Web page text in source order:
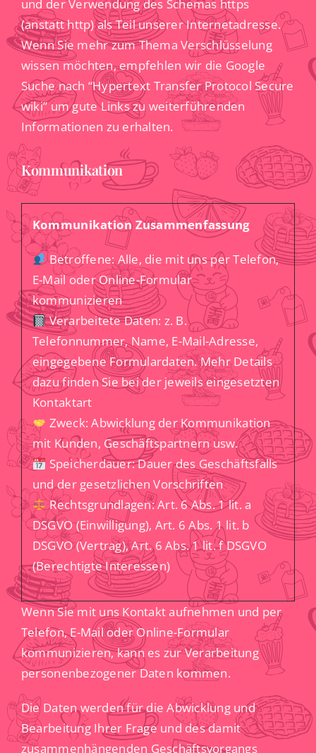
und der Verwendung des Schemas https
(anstatt http) als Teil unserer Internetadresse.
Wenn Sie mehr zum Thema Verschlüsselung
wissen möchten, empfehlen wir die Google
Suche nach “Hypertext Transfer Protocol Secure
wiki” um gute Links zu weiterführenden
Informationen zu erhalten.
Kommunikation
Kommunikation Zusammenfassung
Betroffene: Alle, die mit uns per Telefon,
E-Mail oder Online-Formular
kommunizieren
Verarbeitete Daten: z. B.
Telefonnummer, Name, E-Mail-Adresse,
eingegebene Formulardaten. Mehr Details
dazu finden Sie bei der jeweils eingesetzten
Kontaktart
Zweck: Abwicklung der Kommunikation
mit Kunden, Geschäftspartnern usw.
Speicherdauer: Dauer des Geschäftsfalls
und der gesetzlichen Vorschriften
Rechtsgrundlagen: Art. 6 Abs. 1 lit. a
DSGVO (Einwilligung), Art. 6 Abs. 1 lit. b
DSGVO (Vertrag), Art. 6 Abs. 1 lit. f DSGVO
(Berechtigte Interessen)
Wenn Sie mit uns Kontakt aufnehmen und per
Telefon, E-Mail oder Online-Formular
kommunizieren, kann es zur Verarbeitung
personenbezogener Daten kommen.
Die Daten werden für die Abwicklung und
Bearbeitung Ihrer Frage und des damit
zusammenhängenden Geschäftsvorgangs